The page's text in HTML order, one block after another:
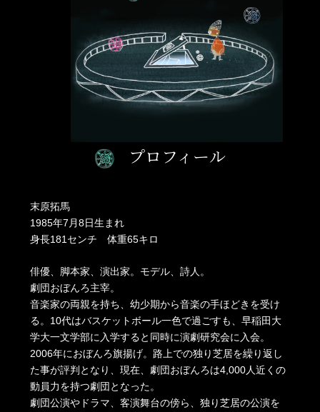
プロフィール
末原拓馬
1985年7月8日生まれ
身長181センチ 体重65キロ
俳優、脚本家、演出家。モデル、詩人。
劇団おぼんろ主宰。
音楽家の両親を持ち、幼少期から音楽の手ほどきを受け
る。10代はバスケットボール一色で過ごすも、早稲田大
学大一文学部に入学すると同時に演劇研究会に入会。
2006年におぼんろ旗揚げ。路上での独り芝居を繰り返し
た事が評判となり、現在、劇団おぼんろは4,000人近くの
動員力を持つ劇団となった。
劇団公演やドラマ、客演舞台の傍ら、独り芝居の公演を